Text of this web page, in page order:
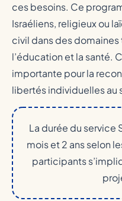
ces besoins. Ce
Israéliens, religieux ou
civil dans des
l’éducation et la santé.
importante pour la
libertés individuelles au
La durée du service
mois et 2 ans selon
participants